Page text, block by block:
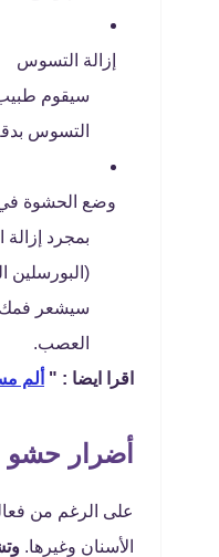
إزالة التسوس
سيقوم طبيب
التسوس
وضع الحشوة
(البورسلين
سيشعر فمك
العصب.
اقرا ايضا : " ألم
أضرار
على الرغم من
الأسنان وغيرها.